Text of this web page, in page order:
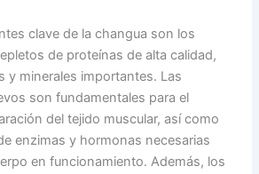
clave de la changua son los
de proteínas de alta calidad,
y minerales importantes. Las
son fundamentales para el
del tejido muscular, así como
enzimas y hormonas necesarias
en funcionamiento. Además, los